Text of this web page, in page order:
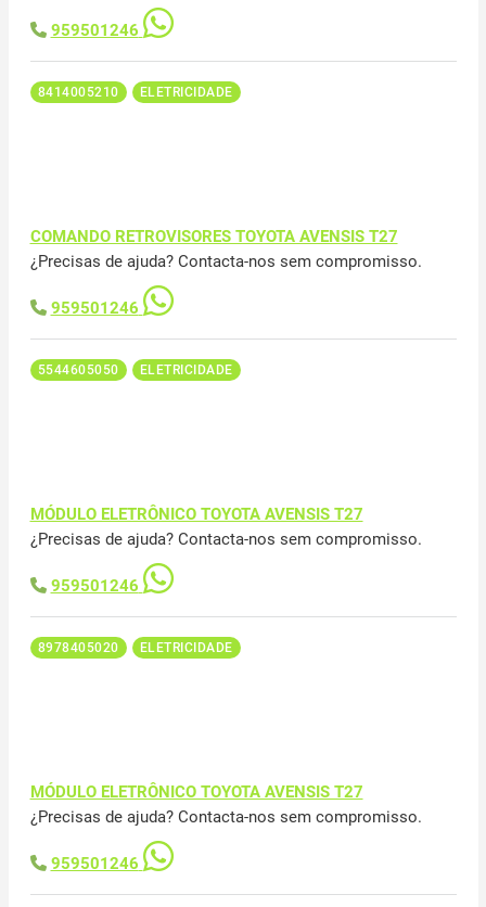
959501246
8414005210 ELETRICIDADE
COMANDO RETROVISORES TOYOTA AVENSIS T27
¿Precisas de ajuda? Contacta-nos sem compromisso.
959501246
5544605050 ELETRICIDADE
MÓDULO ELETRÔNICO TOYOTA AVENSIS T27
¿Precisas de ajuda? Contacta-nos sem compromisso.
959501246
8978405020 ELETRICIDADE
MÓDULO ELETRÔNICO TOYOTA AVENSIS T27
¿Precisas de ajuda? Contacta-nos sem compromisso.
959501246